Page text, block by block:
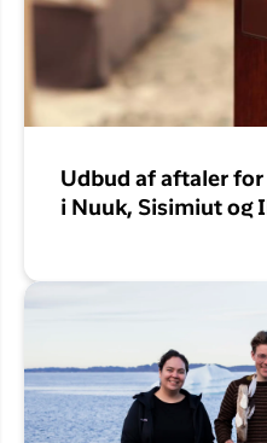
Udbud af aftaler
i Nuuk, Sisimiut og